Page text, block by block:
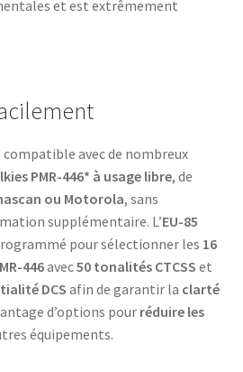
et est extrêmement
compatible avec de nombreux
PMR-446* à usage libre, de
ou Motorola, sans
supplémentaire. L’EU-85
pour sélectionner les 16
446avec50 tonalités CTCSS et
DCS afin de garantir la clarté
d’options pour réduire les
équipements.